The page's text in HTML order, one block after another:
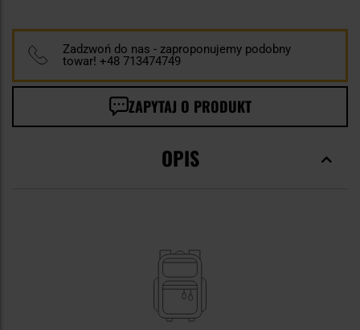
Zadzwoń do nas - zaproponujemy podobny
towar! +48 713474749
ZAPYTAJ O PRODUKT
OPIS